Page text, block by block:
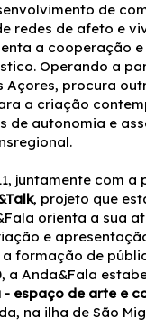
de
redes de afeto e
a cooperação e
Operando a
Açores, procura
a criação
de autonomia e
juntamente com a
, projeto que
orienta a sua
e
formação de
a Anda&Fala
- espaço de arte e
na ilha de São